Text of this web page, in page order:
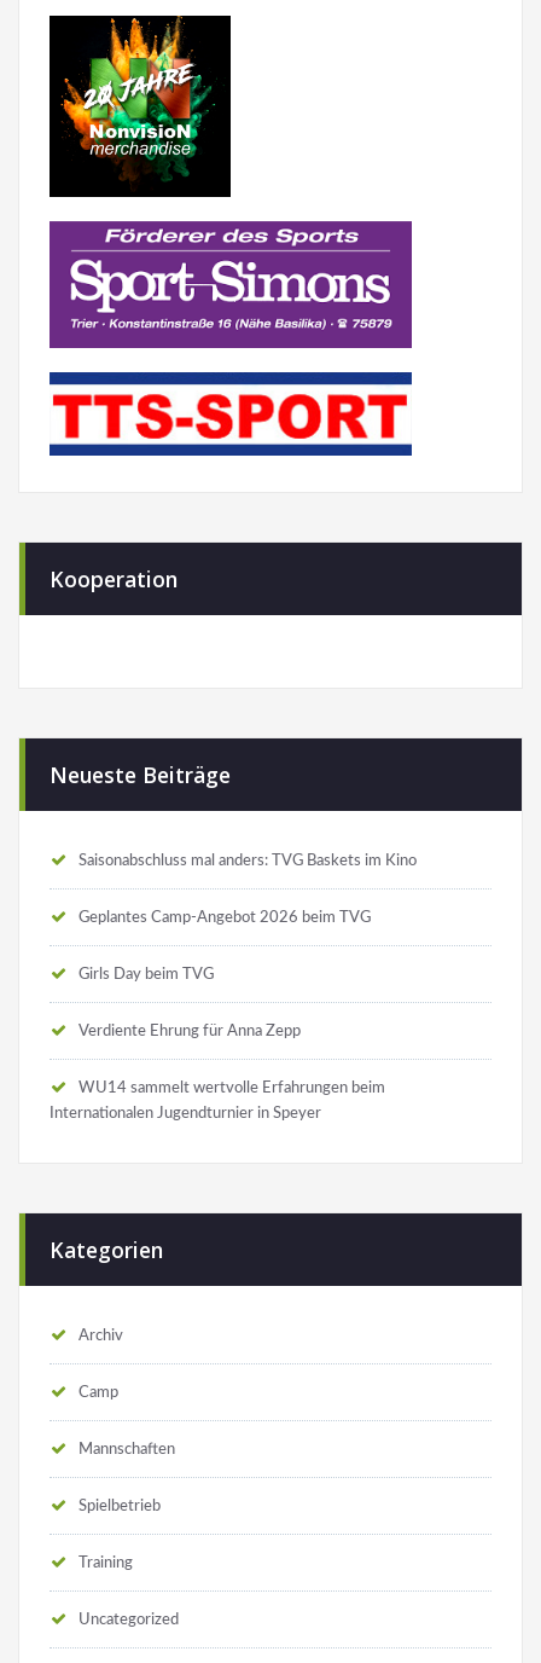
Kooperation
Neueste Beiträge
Saisonabschluss mal anders: TVG Baskets im Kino
Geplantes Camp-Angebot 2026 beim TVG
Girls Day beim TVG
Verdiente Ehrung für Anna Zepp
WU14 sammelt wertvolle Erfahrungen beim
Internationalen Jugendturnier in Speyer
Kategorien
Archiv
Camp
Mannschaften
Spielbetrieb
Training
Uncategorized